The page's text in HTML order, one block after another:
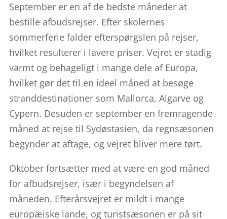
September er en af de bedste måneder at
bestille afbudsrejser. Efter skolernes
sommerferie falder efterspørgslen på rejser,
hvilket resulterer i lavere priser. Vejret er stadig
varmt og behageligt i mange dele af Europa,
hvilket gør det til en ideel måned at besøge
stranddestinationer som Mallorca, Algarve og
Cypern. Desuden er september en fremragende
måned at rejse til Sydøstasien, da regnsæsonen
begynder at aftage, og vejret bliver mere tørt.
Oktober fortsætter med at være en god måned
for afbudsrejser, især i begyndelsen af
måneden. Efterårsvejret er mildt i mange
europæiske lande, og turistsæsonen er på sit